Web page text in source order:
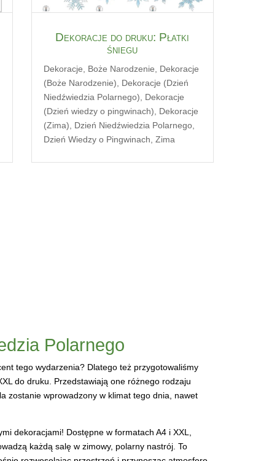
Dekoracje do druku: Płatki
śniegu
Dekoracje Boże Narodzenie
Dekoracje
(Boże Narodzenie)
Dekoracje (Dzień
Niedźwiedzia Polarnego)
Dekoracje
(Dzień wiedzy o pingwinach)
Dekoracje
(Zima)
Dzień Niedźwiedzia Polarnego,
Dzień Wiedzy o Pingwinach Zima
Polarnego
tego wydarzenia? Dlatego też przygotowaliśmy
do druku. Przedstawiają one różnego rodzaju
zostanie wprowadzony w klimat tego dnia, nawet
dekoracjami! Dostępne w formatach A4 i XXL,
każdą salę w zimowy, polarny nastrój. To